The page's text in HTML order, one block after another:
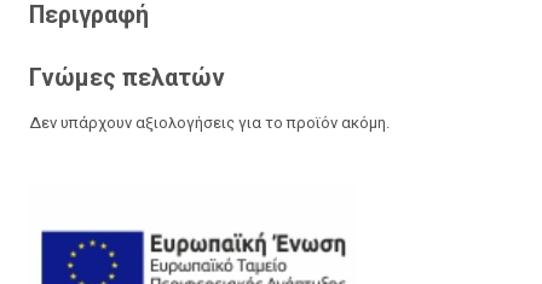
Περιγραφή
Γνώμες πελατών
Δεν υπάρχουν αξιολογήσεις για το προϊόν ακόμη.